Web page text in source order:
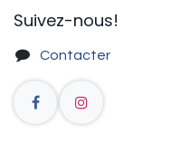
Suivez-nous!​
Contacter